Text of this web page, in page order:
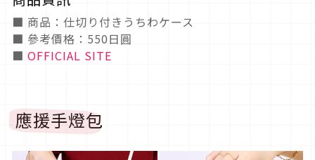
■ 商品：仕切り付きうちわケース
■ 參考價格：550日圓
■ OFFICIAL SITE
應援手燈包